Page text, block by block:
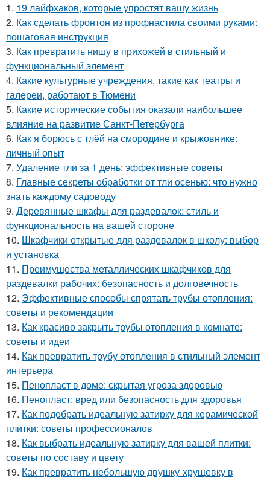
1. 19 лайфхаков, которые упростят вашу жизнь
2. Как сделать фронтон из профнастила своими руками:
пошаговая инструкция
3. Как превратить нишу в прихожей в стильный и
функциональный элемент
4. Какие культурные учреждения, такие как театры и
галереи, работают в Тюмени
5. Какие исторические события оказали наибольшее
влияние на развитие Санкт-Петербурга
6. Как я борюсь с тлёй на смородине и крыжовнике:
личный опыт
7. Удаление тли за 1 день: эффективные советы
8. Главные секреты обработки от тли осенью: что нужно
знать каждому садоводу
9. Деревянные шкафы для раздевалок: стиль и
функциональность на вашей стороне
10. Шкафчики открытые для раздевалок в школу: выбор
и установка
11. Преимущества металлических шкафчиков для
раздевалки рабочих: безопасность и долговечность
12. Эффективные способы спрятать трубы отопления:
советы и рекомендации
13. Как красиво закрыть трубы отопления в комнате:
советы и идеи
14. Как превратить трубу отопления в стильный элемент
интерьера
15. Пенопласт в доме: скрытая угроза здоровью
16. Пенопласт: вред или безопасность для здоровья
17. Как подобрать идеальную затирку для керамической
плитки: советы профессионалов
18. Как выбрать идеальную затирку для вашей плитки:
советы по составу и цвету
19. Как превратить небольшую двушку-хрущевку в